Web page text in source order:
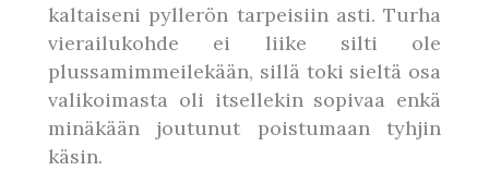
kaltaiseni pyllerön tarpeisiin asti. Turha
vierailukohde ei liike silti ole
plussamimmeilekään, sillä toki sieltä osa
valikoimasta oli itsellekin sopivaa enkä
minäkään joutunut poistumaan tyhjin
käsin.